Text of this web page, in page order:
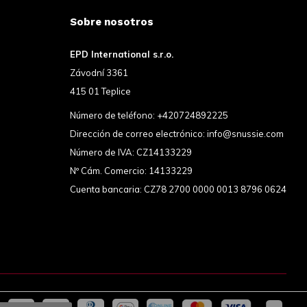
Sobre nosotros
EPD International s.r.o.
Závodní 3361
415 01 Teplice
Número de teléfono: +420724892225
Dirección de correo electrónico: info@snussie.com
Número de IVA: CZ14133229
Nº Cám. Comercio: 14133229
Cuenta bancaria: CZ78 2700 0000 0013 8796 0624